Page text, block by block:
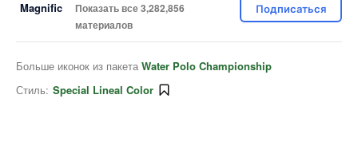
Показать все 3,282,856
материалов
Подписаться
Больше иконок из пакета Water Polo Championship
Стиль: Special Lineal Color